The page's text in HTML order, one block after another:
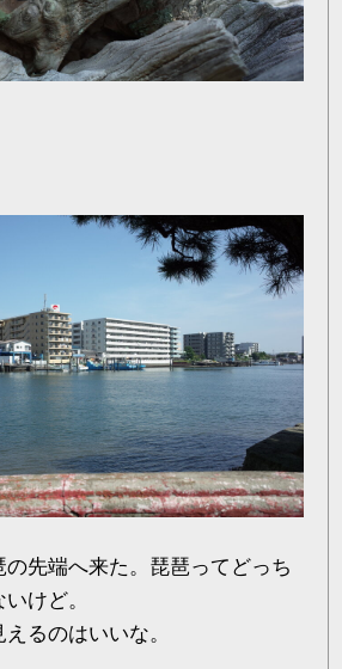
の先端へ来た。琵琶ってどっち
けど。
るのはいいな。